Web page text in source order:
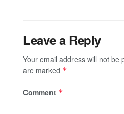
Leave a Reply
Your email address will not be
are marked *
Comment *